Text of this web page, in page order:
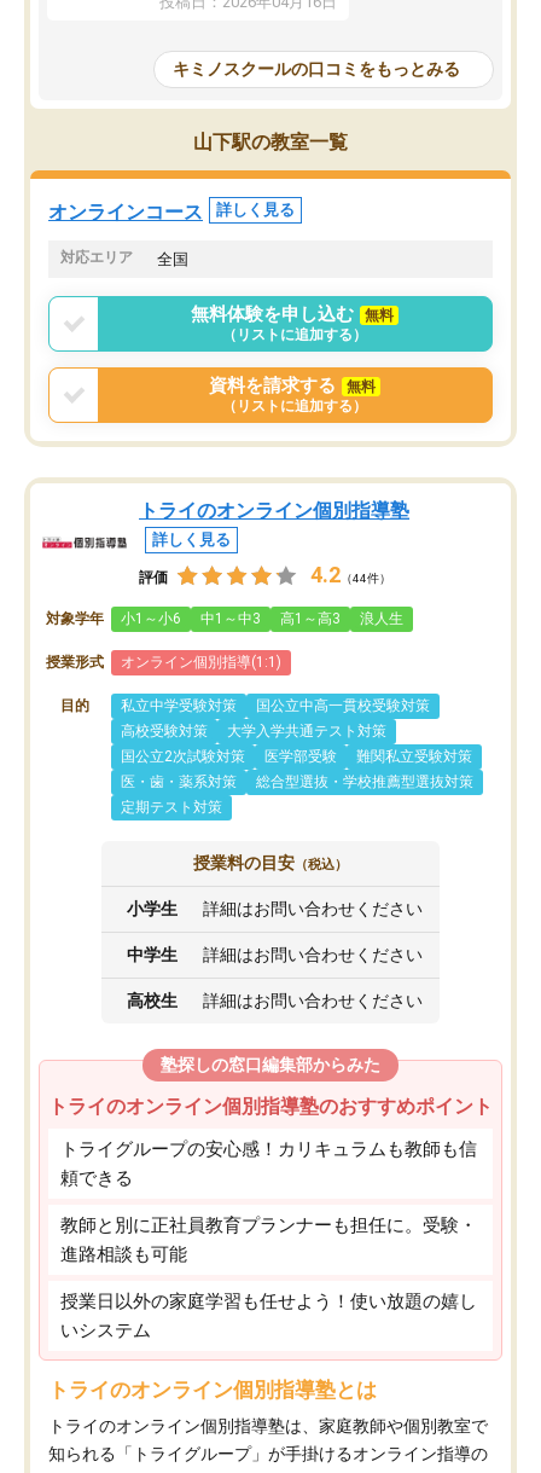
慣が身につくよう並走してくれるの
はなくなりました。
講師の方との距離も近く、親身なコー
チングのおかげで、停滞期もモチベー
ションを維持できました。「やらされ
る勉強」から「目標のための勉強」へ
意識が変わったことが、目標校への合
の仕方をコーチングして
ルなので、家での学習習
身につきました。結果と
た。自分から学ぶ姿勢を
キミノスクールの口コミをもっとみる
山下駅の教室一覧
オンラインコース 詳しく見る
対応エリア 全国
無料体験を申し込む
無料
（リストに追加する）
資料を請求する
無料
（リストに追加する）
トライのオンライン個別指導塾
詳しく見る
評価 4.2 （44件）
対象学年 小1～小6 中1～中3 高1～高3 浪人生
授業形式 オンライン個別指導(1:1)
目的 私立中学受験対策
国公立中高一貫校受験対策
高校受験対策
大学入学共通テスト対策
国公立2次試験対策
医学部受験
難関私立受験対策
医・歯・薬系対策
総合型選抜・学校推薦型選抜対策
定期テスト対策
授業料の目安 （税込）
小学生 詳細はお問い合わせください
中学生 詳細はお問い合わせください
高校生 詳細はお問い合わせください
塾探しの窓口編集部からみた
トライのオンライン個別指導塾のおすすめポイント
トライグループの安心感！カリキュラムも教師も信
頼できる
教師と別に正社員教育プランナーも担任に。受験・
進路相談も可能
授業日以外の家庭学習も任せよう！使い放題の嬉し
いシステム
トライのオンライン個別指導塾とは
トライのオンライン個別指導塾は、家庭教師や個別教室で
知られる「トライグループ」が手掛けるオンライン指導の